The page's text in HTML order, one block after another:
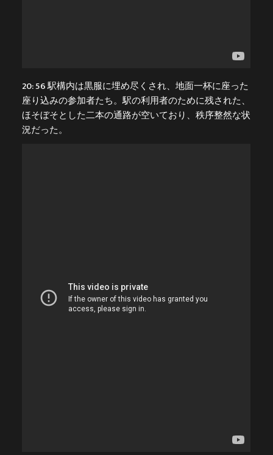
20: 56 駅構内は黒服に埋め尽くされ、地面一杯に座った
座り込みの参加者たち。駅の利用者のために残された、
ほそぼそとした二本の通路が空いており、秩序整然な状
況だった。